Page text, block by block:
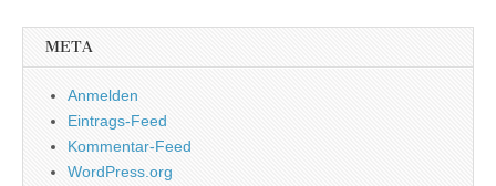
META
Anmelden
Eintrags-Feed
Kommentar-Feed
WordPress.org